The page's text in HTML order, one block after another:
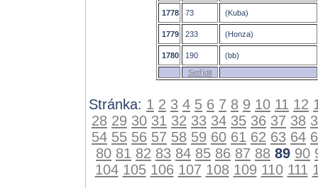
1778 73 (Kuba)
1779 233 (Honza)
1780 190
(bb)
Setřídit
Stránka: 1 2 3 4 5 6 7 8 9 10 11 12
28 29 30 31 32 33 34 35 36 37 38
54 55 56 57 58 59 60 61 62 63 64
80 81 82 83 84 85 86 87 88 89 90
104 105 106 107 108 109 110 111